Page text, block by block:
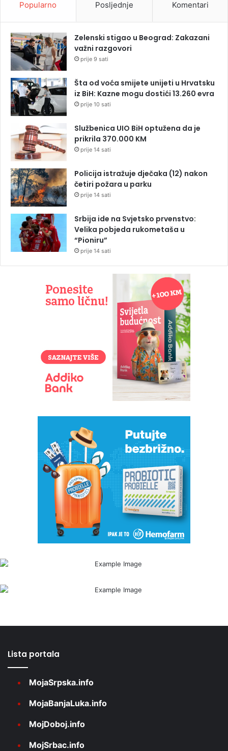
Popularno Posljednje Komentari
Zelenski stigao u Beograd: Zakazani
važni razgovori
prije 9 sati
Šta od voća smijete unijeti u Hrvatsku
iz BiH: Kazne mogu dostići 13.260 evra
prije 10 sati
Službenica UIO BiH optužena da je
prikrila 370.000 KM
prije 14 sati
Policija istražuje dječaka (12) nakon
četiri požara u parku
prije 14 sati
Srbija ide na Svjetsko prvenstvo:
Velika pobjeda rukometaša u
“Pioniru”
prije 14 sati
Lista portala
MojaSrpska.info
MojaBanjaLuka.info
MojDoboj.info
MojSrbac.info